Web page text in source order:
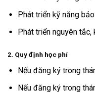
Phát triển kỹ năng
Phát triển nguyên
2. Quy định học phí
Nếu đăng ký trong
Nếu đăng ký trong